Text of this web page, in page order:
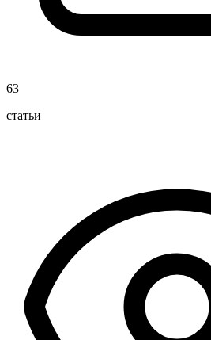
63
статьи